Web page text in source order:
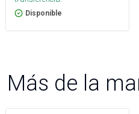
Disponible
Más de la